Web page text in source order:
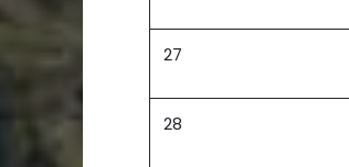
27
28